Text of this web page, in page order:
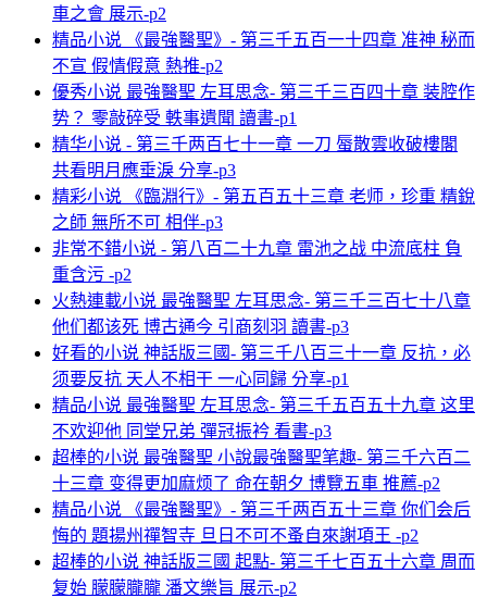
車之會 展示-p2
精品小说 《最強醫聖》- 第三千五百一十四章 准神 秘而
不宣 假情假意 熱推-p2
優秀小说 最強醫聖 左耳思念- 第三千三百四十章 装腔作
势？ 零敲碎受 軼事遺聞 讀書-p1
精华小说 - 第三千两百七十一章 一刀 蜃散雲收破樓閣
共看明月應垂淚 分享-p3
精彩小说 《臨淵行》- 第五百五十三章 老师，珍重 精銳
之師 無所不可 相伴-p3
非常不錯小说 - 第八百二十九章 雷池之战 中流底柱 負
重含污 -p2
火熱連載小说 最強醫聖 左耳思念- 第三千三百七十八章
他们都该死 博古通今 引商刻羽 讀書-p3
好看的小说 神話版三國- 第三千八百三十一章 反抗，必
须要反抗 天人不相干 一心同歸 分享-p1
精品小说 最強醫聖 左耳思念- 第三千五百五十九章 这里
不欢迎他 同堂兄弟 彈冠振衿 看書-p3
超棒的小说 最強醫聖 小說最強醫聖笔趣- 第三千六百二
十三章 变得更加麻烦了 命在朝夕 博覽五車 推薦-p2
精品小说 《最強醫聖》- 第三千两百五十三章 你们会后
悔的 題揚州禪智寺 旦日不可不蚤自來謝項王 -p2
超棒的小说 神話版三國 起點- 第三千七百五十六章 周而
复始 朦朦朧朧 潘文樂旨 展示-p2